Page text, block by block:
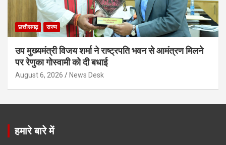
छत्तीसगढ़ राज्य
उप मुख्यमंत्री विजय शर्मा ने राष्ट्रपति भवन से आमंत्रण मिलने
पर रेणुका गोस्वामी को दी बधाई
August 6, 2026 News Desk
हमारे बारे में